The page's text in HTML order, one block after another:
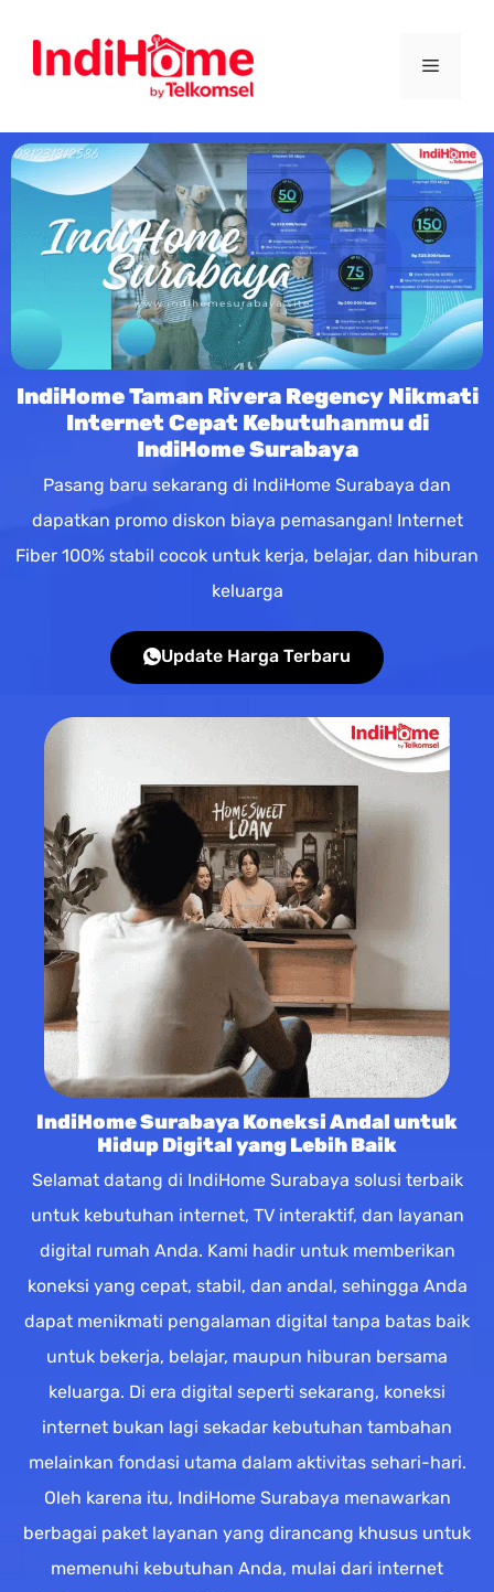
IndiHome Taman Rivera Regency Nikmati
Internet Cepat Kebutuhanmu di
IndiHome Surabaya
Pasang baru sekarang di IndiHome Surabaya dan
dapatkan promo diskon biaya pemasangan! Internet
Fiber 100% stabil cocok untuk kerja, belajar, dan hiburan
keluarga
Update Harga Terbaru
IndiHome Surabaya Koneksi Andal untuk
Hidup Digital yang Lebih Baik
Selamat datang di IndiHome Surabaya solusi terbaik
untuk kebutuhan internet, TV interaktif, dan layanan
digital rumah Anda. Kami hadir untuk memberikan
koneksi yang cepat, stabil, dan andal, sehingga Anda
dapat menikmati pengalaman digital tanpa batas baik
untuk bekerja, belajar, maupun hiburan bersama
keluarga. Di era digital seperti sekarang, koneksi
internet bukan lagi sekadar kebutuhan tambahan
melainkan fondasi utama dalam aktivitas sehari-hari.
Oleh karena itu, IndiHome Surabaya menawarkan
berbagai paket layanan yang dirancang khusus untuk
memenuhi kebutuhan Anda, mulai dari internet